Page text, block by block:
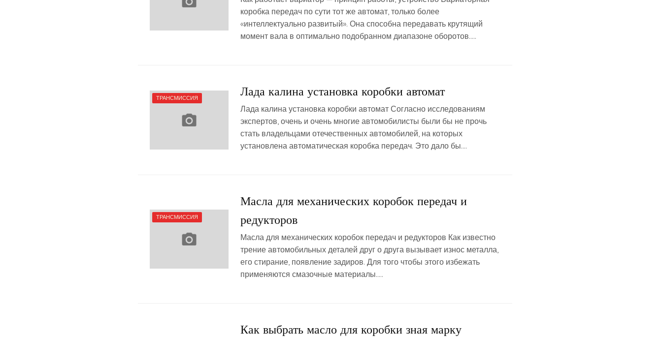
коробка передач по сути тот же автомат, только более
«интеллектуально развитый». Она способна передавать крутящий
момент вала в оптимально подобранном диапазоне оборотов…..
ТРАНСМИССИЯ Лада калина установка коробки автомат
Лада калина установка коробки автомат Согласно исследованиям
экспертов, очень и очень многие автомобилисты были бы не прочь
стать владельцами отечественных автомобилей, на которых
установлена автоматическая коробка передач. Это дало бы….
ТРАНСМИССИЯ
Масла для механических коробок передач и
редукторов
Масла для механических коробок передач и редукторов Как известно
трение автомобильных деталей друг о друга вызывает износ металла,
его стирание, появление задиров. Для того чтобы этого избежать
применяются смазочные материалы…..
Как выбрать масло для коробки зная марку